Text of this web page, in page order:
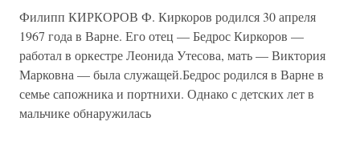
Филипп КИРКОРОВ Ф. Киркоров родился 30 апреля
1967 года в Варне. Его отец — Бедрос Киркоров —
работал в оркестре Леонида Утесова, мать — Виктория
Марковна — была служащей.Бедрос родился в Варне в
семье сапожника и портнихи. Однако с детских лет в
мальчике обнаружилась